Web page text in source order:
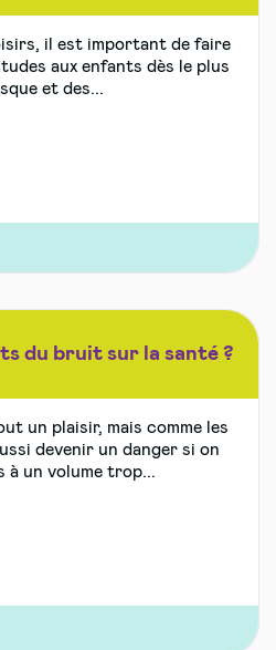
il est important de faire
aux enfants dès le plus
et des...
du bruit sur la santé ?
un plaisir, mais comme les
devenir un danger si on
à un volume trop...